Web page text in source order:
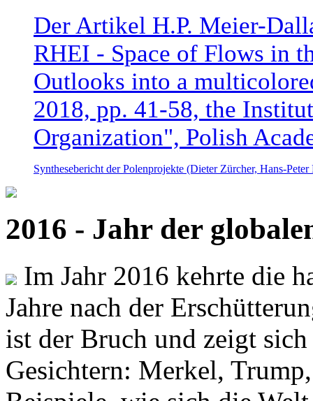
Der Artikel H.P. Meier-
RHEI - Space of Flows in
Outlooks into a
2018, pp. 41-58, the
Organization", Polish
Synthesebericht der Polenprojekte (Dieter Zürcher, Hans-
2016 - Jahr der
Im Jahr 2016 kehrte die
Jahre nach der
ist der Bruch und zeigt
Gesichtern: Merkel,